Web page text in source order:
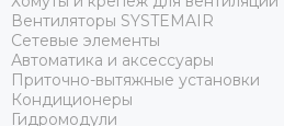
Вентиляторы SYSTEMAIR
Сетевые элементы
Автоматика и аксессуары
Приточно-вытяжные установки
Кондиционеры
Гидромодули